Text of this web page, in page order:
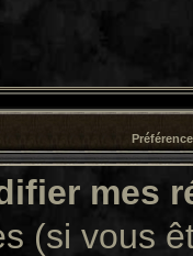
mes
(si vous